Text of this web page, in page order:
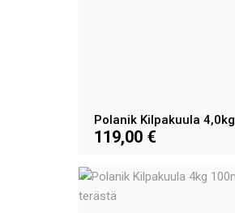
Polanik Kilpakuula 4,0kg
119,00 €